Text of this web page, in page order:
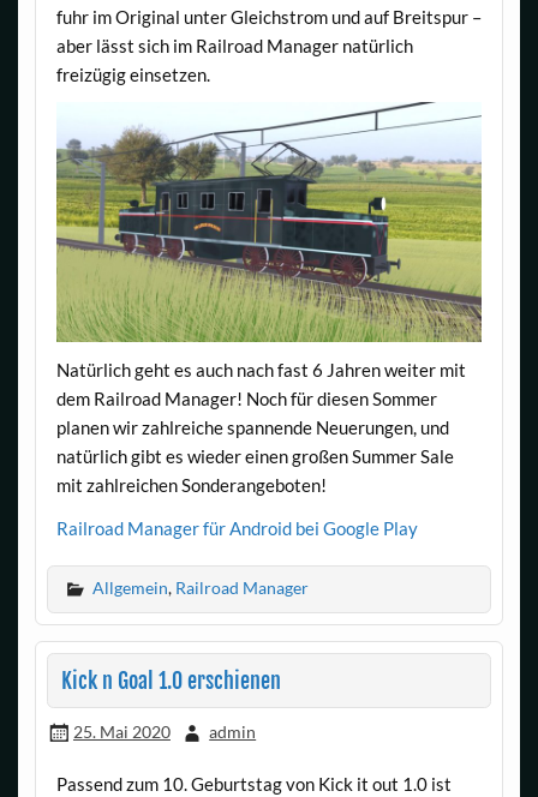
fuhr im Original unter Gleichstrom und auf Breitspur –
aber lässt sich im Railroad Manager natürlich
freizügig einsetzen.
Natürlich geht es auch nach fast 6 Jahren weiter mit
dem Railroad Manager! Noch für diesen Sommer
planen wir zahlreiche spannende Neuerungen, und
natürlich gibt es wieder einen großen Summer Sale
mit zahlreichen Sonderangeboten!
Railroad Manager für Android bei Google Play
Allgemein, Railroad Manager
Kick n Goal 1.0 erschienen
25. Mai 2020 admin
Passend zum 10. Geburtstag von Kick it out 1.0 ist